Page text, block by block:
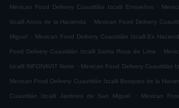
Mexican Food Delivery Cuautitlán Izcalli Ensueños .
Izcalli Arcos de la Hacienda . Mexican Food Delivery
Miguel . Mexican Food Delivery Cuautitlán Izcalli Ex
Food Delivery Cuautitlán Izcalli Santa Rosa de Lima .
Izcalli INFONAVIT Norte . Mexican Food Delivery Cuautitlán
Mexican Food Delivery Cuautitlán Izcalli Bosques de la
Cuautitlán Izcalli Jardines de San Miguel . Mexican